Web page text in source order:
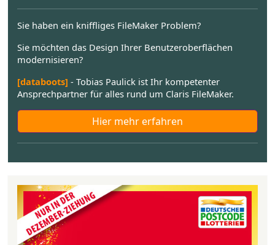
Sie haben ein kniffliges FileMaker Problem?
Sie möchten das Design Ihrer Benutzeroberflächen
modernisieren?
[databoots] - Tobias Paulick ist Ihr kompetenter
Ansprechpartner für alles rund um Claris FileMaker.
Hier mehr erfahren